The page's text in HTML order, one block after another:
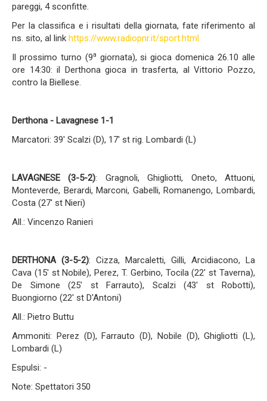
pareggi, 4 sconfitte.
Per la classifica e i risultati della giornata, fate riferimento al
ns. sito, al link https://www.radiopnr.it/sport.html
Il prossimo turno (9a giornata), si gioca domenica 26.10 alle
ore 14:30: il Derthona gioca in trasferta, al Vittorio Pozzo,
contro la Biellese.
Derthona - Lavagnese 1-1
Marcatori: 39' Scalzi (D), 17' st rig. Lombardi (L)
LAVAGNESE (3-5-2): Gragnoli, Ghigliotti, Oneto, Attuoni,
Monteverde, Berardi, Marconi, Gabelli, Romanengo, Lombardi,
Costa (27' st Nieri)
All.: Vincenzo Ranieri
DERTHONA (3-5-2): Cizza, Marcaletti, Gilli, Arcidiacono, La
Cava (15' st Nobile), Perez, T. Gerbino, Tocila (22' st Taverna),
De Simone (25' st Farrauto), Scalzi (43' st Robotti),
Buongiorno (22' st D'Antoni)
All.: Pietro Buttu
Ammoniti: Perez (D), Farrauto (D), Nobile (D), Ghigliotti (L),
Lombardi (L)
Espulsi: -
Note: Spettatori 350